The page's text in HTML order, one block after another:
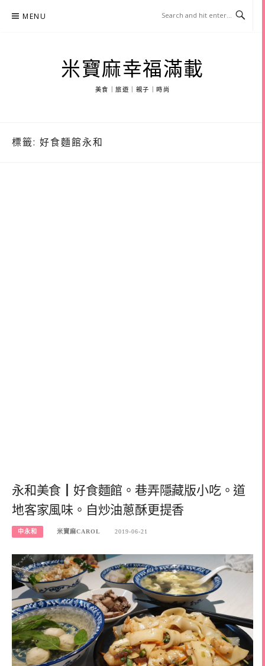
MENU
米寶麻幸福滿載
美食｜旅遊｜親子｜時尚
標籤: 好食麵館永和
永和美食┃好食麵館。巷弄隱藏版小吃。道
地客家風味。自炒油蔥酥更提香
中永和 米寶麻CAROL 2019-06-21